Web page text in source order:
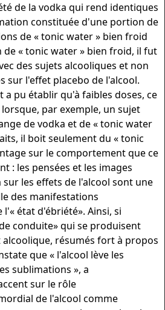
de la vodka qui rend identiques
constituée d'une portion de
de « tonic water » bien froid
« tonic water » bien froid, il fut
des sujets alcooliques et non
sur l'effet placebo de l'alcool.
a pu établir qu'à faibles doses, ce
par exemple, un sujet
de vodka et de « tonic water
il boit seulement du « tonic
sur le comportement que ce
: les pensées et les images
les effets de l'alcool sont une
des manifestations
état d'ébriété». Ainsi, si
conduite» qui se produisent
résumés fort à propos
que « l'alcool lève les
sublimations », a
sur le rôle
de l'alcool comme